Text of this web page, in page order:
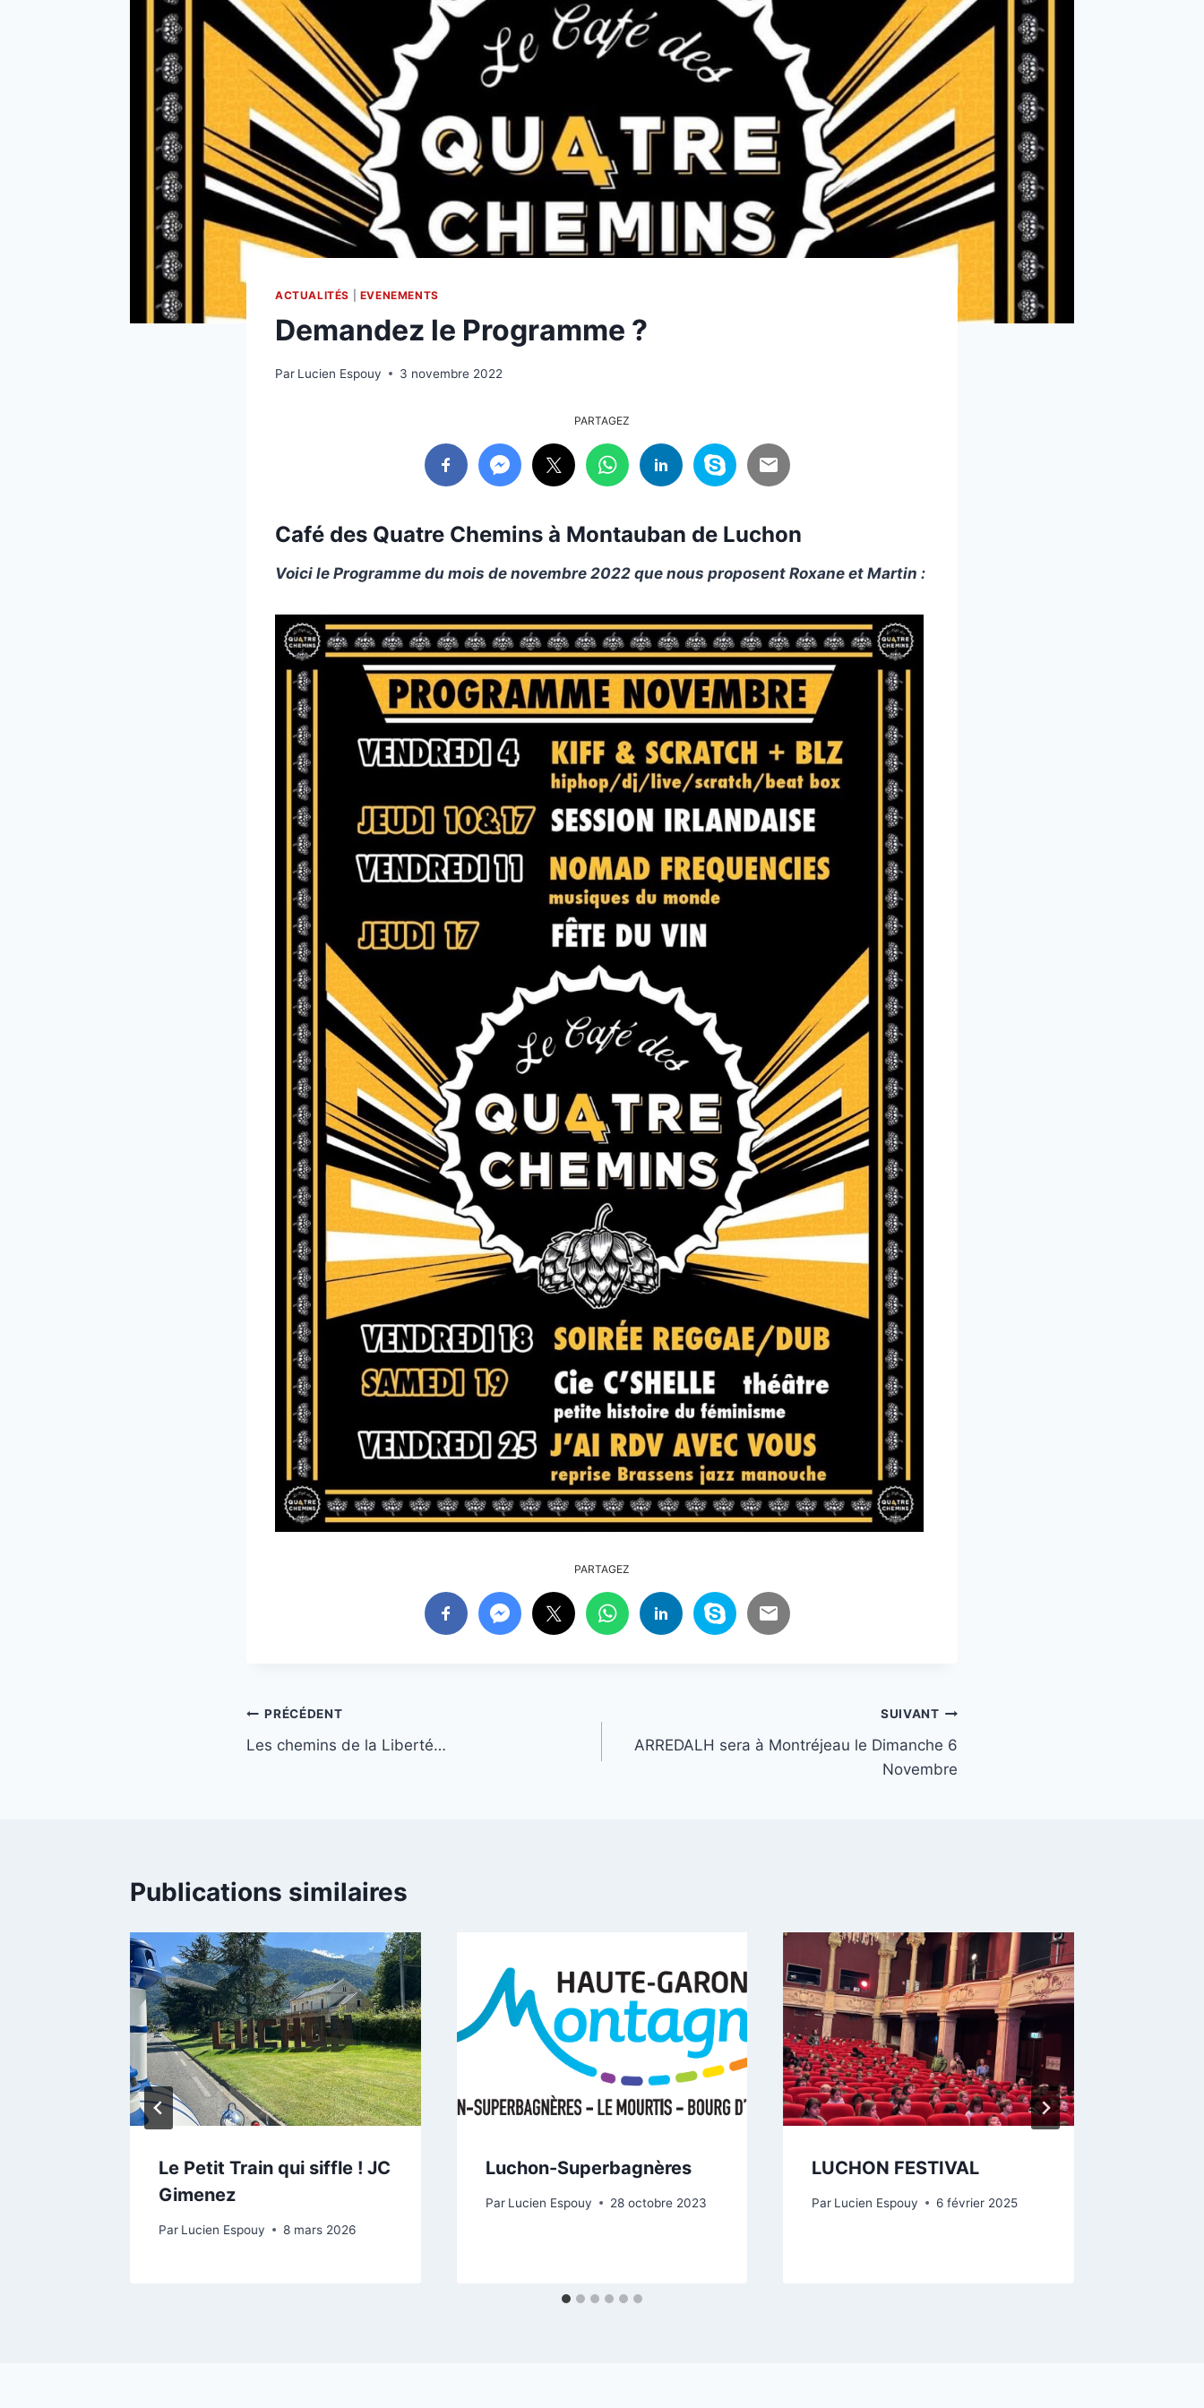
ACTUALITÉS EVENEMENTS
Demandez le Programme ?
Par Lucien Espouy 3 novembre 2022
PARTAGEZ
Café des Quatre Chemins à Montauban de Luchon
Voici le Programme du mois de novembre 2022 que nous proposent Roxane et Martin :
PARTAGEZ
Navigation
de
PRÉCÉDENT
Les chemins de la Liberté…
SUIVANT
ARREDALH sera à Montréjeau le Dimanche 6
Novembre
Publications similaires
Le Petit Train qui siffle ! JC
Gimenez
Par Lucien Espouy 8 mars 2026
Luchon-Superbagnères
Par Lucien Espouy 28 octobre 2023
LUCHON FESTIVAL
Par Lucien Espouy 6 février 2025